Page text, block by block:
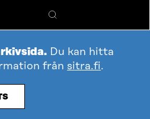
Sök
Du kan hitta
från sitra.fi.